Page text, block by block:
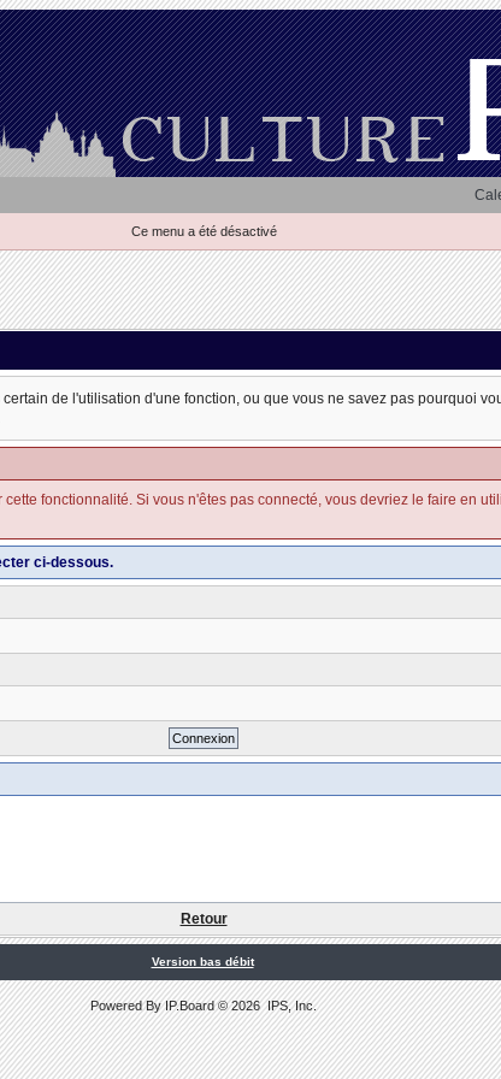
Ce menu a été désactivé
de l'utilisation d'une fonction, ou que vous ne savez pas pourquoi
fonctionnalité. Si vous n'êtes pas connecté, vous devriez le faire en
ci-dessous.
Retour
Version bas débit
Powered ByIP.Board© 2026IPS, Inc.